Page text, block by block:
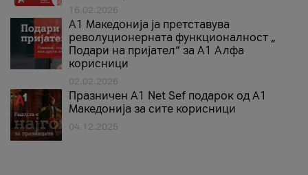
16.02.2026
А1 Македонија ја претставува
револуционерната функционалност „
Подари на пријател“ за А1 Алфа
корисници
02.02.2026
Празничен A1 Net Sеf подарок од А1
Македонија за сите корисници
04.12.2025